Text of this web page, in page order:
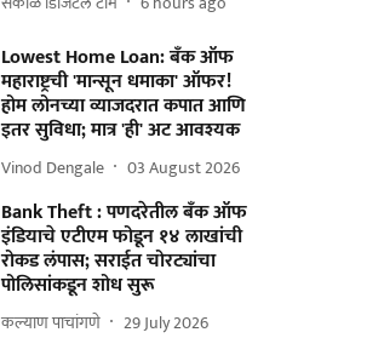
Lowest Home Loan: बँक ऑफ
महाराष्ट्रची 'मान्सून धमाका' ऑफर!
होम लोनच्या व्याजदरात कपात आणि
इतर सुविधा; मात्र 'ही' अट आवश्यक
Vinod Dengale 03 August 2026
Bank Theft : पणदरेतील बँक ऑफ
इंडियाचे एटीएम फोडून १४ लाखांची
रोकड लंपास; सराईत चोरट्यांचा
पोलिसांकडून शोध सुरू
कल्याण पाचांगणे 29 July 2026